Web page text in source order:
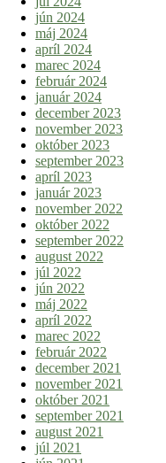
jún 2024
máj 2024
apríl 2024
marec 2024
február 2024
január 2024
december 2023
november 2023
október 2023
september 2023
apríl 2023
január 2023
november 2022
október 2022
september 2022
august 2022
júl 2022
jún 2022
máj 2022
apríl 2022
marec 2022
február 2022
december 2021
november 2021
október 2021
september 2021
august 2021
júl 2021